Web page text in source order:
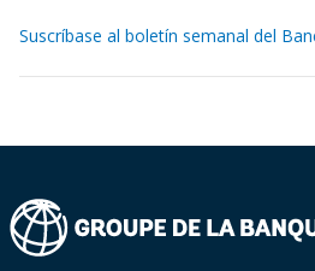
Suscríbase al boletín semanal del